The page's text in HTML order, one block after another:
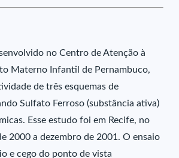
no Centro de Atenção à
Materno Infantil de Pernambuco,
de três esquemas de
Sulfato Ferroso (substância ativa)
Esse estudo foi em Recife, no
2000 a dezembro de 2001. O ensaio
e cego do ponto de vista